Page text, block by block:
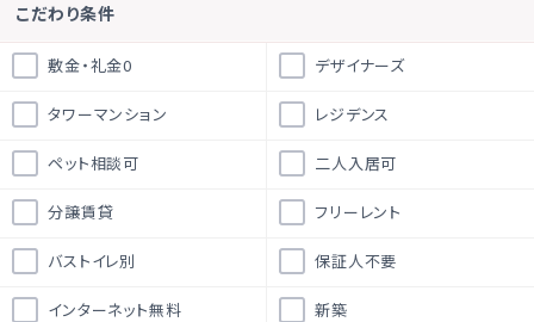
こだわり条件
敷金・礼金0 デザイナーズ
タワーマンション レジデンス
ペット相談可 二人入居可
分譲賃貸 フリーレント
バストイレ別 保証人不要
インターネット無料 新築